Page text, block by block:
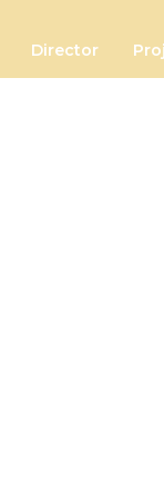
Director